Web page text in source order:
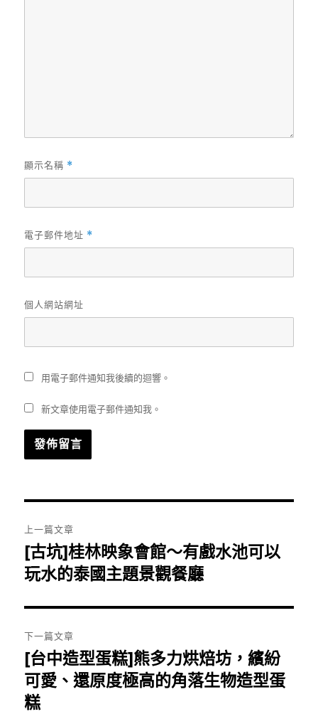
顯示名稱 *
電子郵件地址 *
個人網站網址
用電子郵件通知我後續的迴響。
新文章使用電子郵件通知我。
章
導
覽
上一篇文章
上
一
文
章:
[古坑]桂林映象會館～有戲水池可以
玩水的泰國主題景觀餐廳
下一篇文章
下
一
篇
[台中造型蛋糕]熊多力烘焙坊，繽紛
可愛、還原度極高的角落生物造型蛋
糕